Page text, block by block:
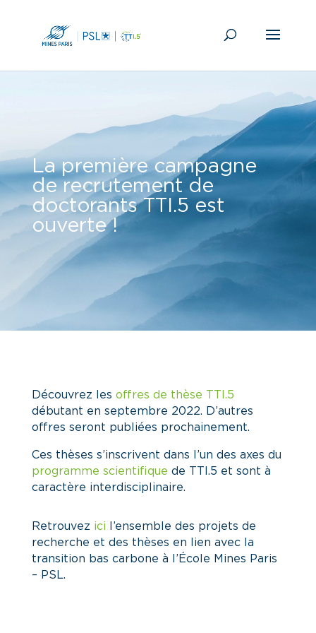
La première campagne
de recrutement de
doctorants TTI.5 est
ouverte !
Découvrez les offres de thèse TTI.5
débutant en septembre 2022. D’autres
offres seront publiées prochainement.
Ces thèses s’inscrivent dans l’un des axes du
programme scientifique de TTI.5 et sont à
caractère interdisciplinaire.
Retrouvez ici
l’ensemble des projets de
recherche et des thèses en lien avec la
transition bas carbone à l’École Mines Paris
– PSL.